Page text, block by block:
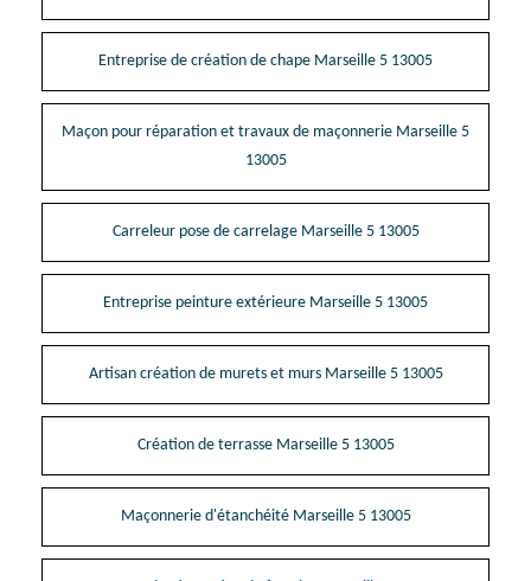
Entreprise de création de chape Marseille 5 13005
Maçon pour réparation et travaux de maçonnerie Marseille 5
13005
Carreleur pose de carrelage Marseille 5 13005
Entreprise peinture extérieure Marseille 5 13005
Artisan création de murets et murs Marseille 5 13005
Création de terrasse Marseille 5 13005
Maçonnerie d'étanchéité Marseille 5 13005